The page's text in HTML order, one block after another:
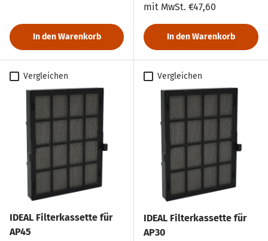
In den Warenkorb
Normaler Preis
mit MwSt. €47,60
In den Warenkorb
Vergleichen
IDEAL Filterkassette für
AP45
Vergleichen
IDEAL Filterkassette für
AP30